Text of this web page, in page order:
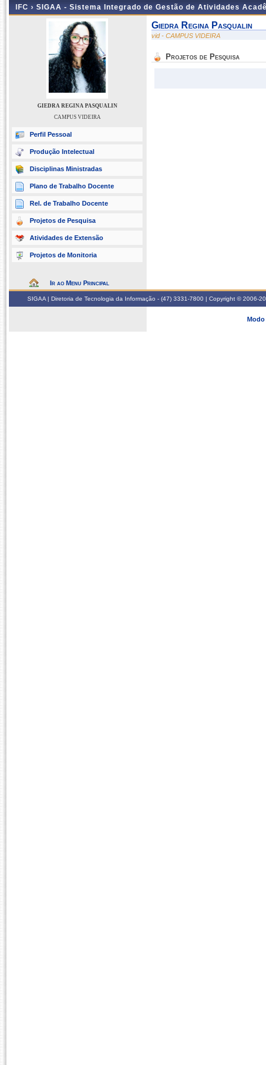
IFC › SIGAA - Sistema Integrado de Gestão de Atividades
GIEDRA REGINA PASQUALIN
CAMPUS VIDEIRA
Perfil Pessoal
Produção Intelectual
Disciplinas Ministradas
Plano de Trabalho Docente
Rel. de Trabalho Docente
Projetos de Pesquisa
Atividades de Extensão
Projetos de Monitoria
Ir ao Menu Principal
Giedra Regina Pasqualin
vid - CAMPUS VIDEIRA
Projetos de Pesquisa
SIGAA | Diretoria de Tecnologia da Informação - (47) 3331-7800 | Copyright © 2006-
Modo